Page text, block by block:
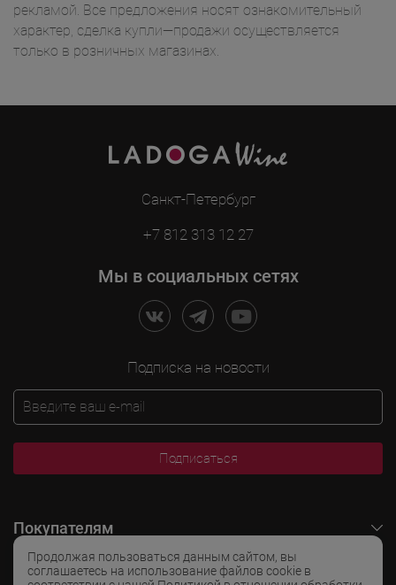
Продолжая пользоваться данным сайтом, вы
соглашаетесь на использование файлов cookie в
рекламой. Все предложения носят ознакомительный
характер, сделка купли—продажи осуществляется
только в розничных магазинах.
Санкт-Петербург
+7 812 313 12 27
Мы в социальных сетях
Подписка на новости
Подписаться
Покупателям
O LADOGA Wine